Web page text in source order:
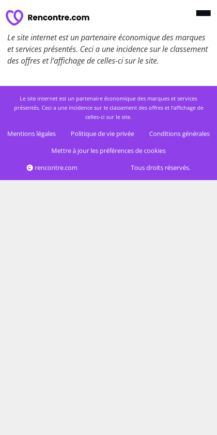
Le site internet est un partenaire économique des marques
et services présentés. Ceci a une incidence sur le classement
des offres et l’affichage de celles-ci sur le site.
Le site internet est un partenaire économique des marques et services
présentés. Ceci a une incidence sur le classement des offres et l’affichage de
celles-ci sur le site.
Mentions légales Politique de vie privée
Conditions générales
Mettre à jour les préférences de cookies
rencontre.com
Tous droits réservés.